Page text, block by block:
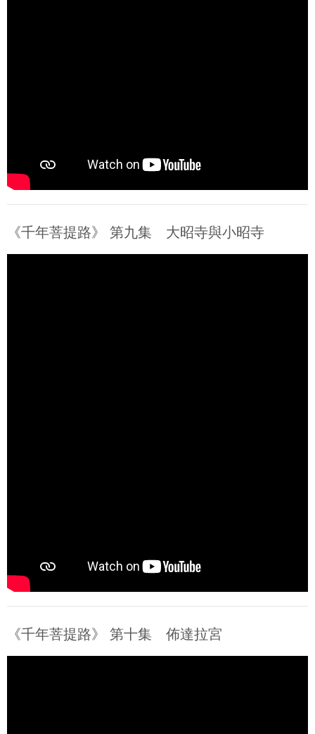
《千年菩提路》 第九集 大昭寺與小昭寺
《千年菩提路》 第十集 佈達拉宮